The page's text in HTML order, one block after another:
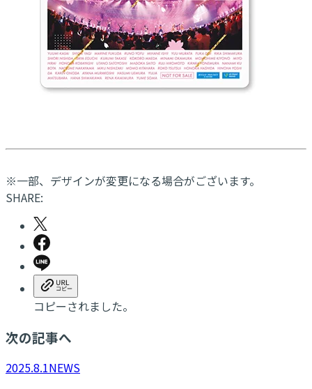
※一部、デザインが変更になる場合がございます。
SHARE:
コピーされました。
次の記事へ
2025.8.1NEWS